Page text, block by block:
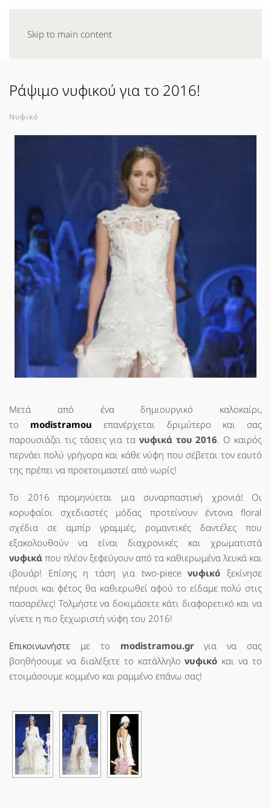
Skip to main content
Ράψιμο νυφικού για το 2016!
Νυφικό
Μετά από ένα δημιουργικό καλοκαίρι,
το modistramou επανέρχεται δριμύτερο και σας
παρουσιάζει τις τάσεις για τα νυφικά του 2016. Ο καιρός
περνάει πολύ γρήγορα και κάθε νύφη που σέβεται τον εαυτό
της πρέπει να προετοιμαστεί από νωρίς!
Το 2016 προμηνύεται μια συναρπαστική χρονιά! Οι
κορυφαίοι σχεδιαστές μόδας προτείνουν έντονα floral
σχέδια σε αμπίρ γραμμές, ρομαντικές δαντέλες που
εξακολουθούν να είναι διαχρονικές και χρωματιστά
νυφικά που πλέον ξεφεύγουν από τα καθιερωμένα λευκά και
ιβουάρ! Επίσης η τάση για two-pieceνυφικό ξεκίνησε
πέρυσι και φέτος θα καθιερωθεί αφού το είδαμε πολύ στις
πασαρέλες! Τολμήστε να δοκιμάσετε κάτι διαφορετικό και να
γίνετε η πιο ξεχωριστή νύφη του 2016!
Επικοινωνήστε με το modistramou.grγια να σας
βοηθήσουμε να διαλέξετε το κατάλληλονυφικό και να το
ετοιμάσουμε κομμένο και ραμμένο επάνω σας!